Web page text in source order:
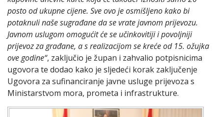
posto od ukupne cijene. Sve ovo je osmišljeno kako bi
potaknuli naše sugrađane da se vrate javnom prijevozu.
Javnom uslugom omogućit će se učinkovitiji i povoljniji
prijevoz za građane, a s realizacijom se kreće od 15. ožujka
ove godine“, zaključio je župan i zahvalio potpisnicima
ugovora te dodao kako je sljedeći korak zaključenje
Ugovora za sufinanciranje javne usluge prijevoza s
Ministarstvom mora, prometa i infrastrukture.